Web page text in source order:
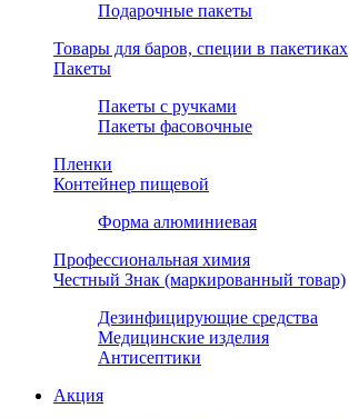
Подарочные пакеты
Товары для баров, специи в пакетиках
Пакеты
Пакеты с ручками
Пакеты фасовочные
Пленки
Контейнер пищевой
Форма алюминиевая
Профессиональная химия
Честный Знак (маркированный товар)
Дезинфицирующие средства
Медицинские изделия
Антисептики
Акция